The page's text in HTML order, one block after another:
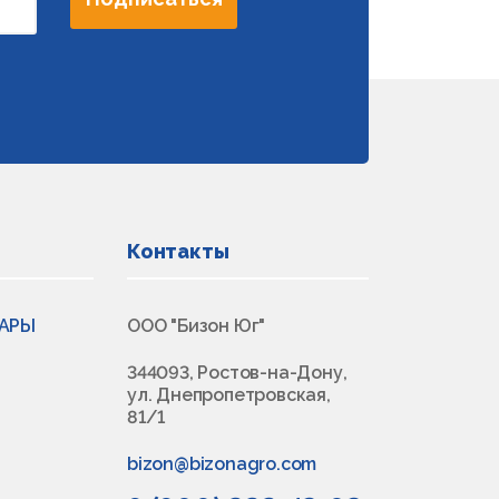
Контакты
ООО "Бизон Юг"
344093, Ростов-на-Дону,
ул. Днепропетровская,
81/1
bizon@bizonagro.com